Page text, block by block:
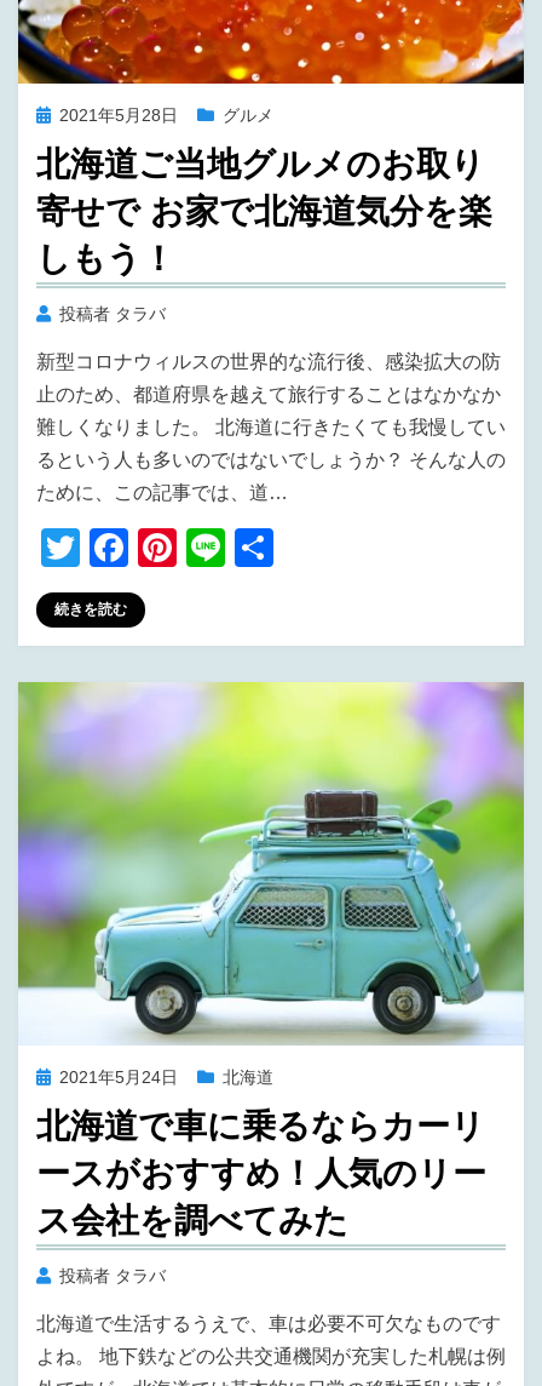
投
日:
2021年5月28日 グルメ
北海道ご当地グルメのお取り
寄せで お家で北海道気分を楽
しもう！
投稿者 タラバ
新型コロナウィルスの世界的な流行後、感染拡大の防
止のため、都道府県を越えて旅行することはなかなか
難しくなりました。 北海道に行きたくても我慢してい
るという人も多いのではないでしょうか？ そんな人の
ために、この記事では、道…
T
wi
tt
F
a
c
b
o
k
Pi
Li
続きを読む
投
日:
2021年5月24日 北海道
北海道で車に乗るならカーリ
ースがおすすめ！人気のリー
ス会社を調べてみた
投稿者 タラバ
北海道で生活するうえで、車は必要不可欠なものです
よね。 地下鉄などの公共交通機関が充実した札幌は例